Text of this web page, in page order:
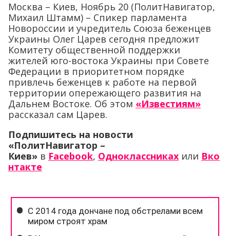
Москва – Киев, Ноябрь 20 (ПолитНавигатор,
Михаил Штамм) – Спикер парламента
Новороссии и учредитель Союза беженцев
Украины Олег Царев сегодня предложит
Комитету общественной поддержки
жителей юго-востока Украины при Совете
Федерации в приоритетном порядке
привлечь беженцев к работе на первой
территории опережающего развития на
Дальнем Востоке. Об этом «Известиям»
рассказал сам Царев.
Подпишитесь на новости
«ПолитНавигатор –
Киев» в Facebook, Одноклассниках или Вко
нтакте